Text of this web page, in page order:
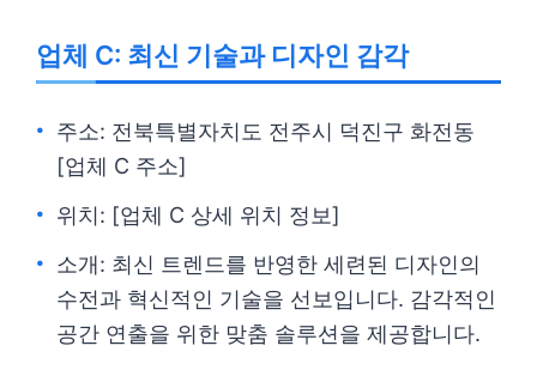
업체 C: 최신 기술과 디자인 감각
주소: 전북특별자치도 전주시 덕진구 화전동
[업체 C 주소]
위치: [업체 C 상세 위치 정보]
소개: 최신 트렌드를 반영한 세련된 디자인의
수전과 혁신적인 기술을 선보입니다. 감각적인
공간 연출을 위한 맞춤 솔루션을 제공합니다.